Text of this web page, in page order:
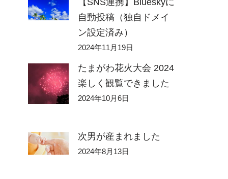
【SNS連携】Blueskyに
自動投稿（独自ドメイ
ン設定済み）
2024年11月19日
たまがわ花火大会 2024
楽しく観覧できました
2024年10月6日
次男が産まれました
2024年8月13日